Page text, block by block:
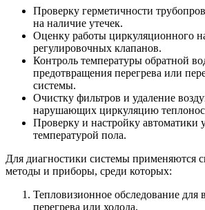
Проверку герметичности
на наличие утечек.
Оценку работы циркуляционного
регулировочных клапанов.
Контроль температуры обратной
предотвращения перегрева или
системы.
Очистку фильтров и удаление
нарушающих циркуляцию
Проверку и настройку автоматики
температурой пола.
Для диагностики системы применяются
методы и приборы, среди которых:
Тепловизионное обследование для
перегрева или холода.